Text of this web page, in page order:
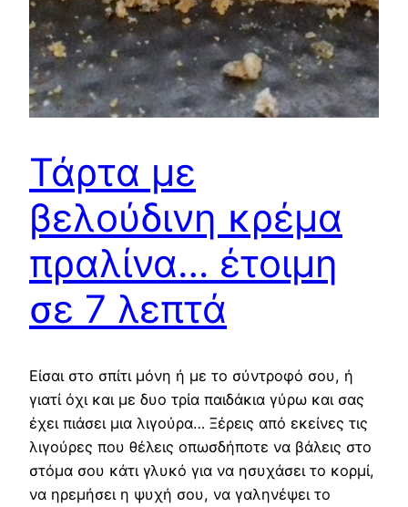
Τάρτα με
βελούδινη κρέμα
πραλίνα… έτοιμη
σε 7 λεπτά
Είσαι στο σπίτι μόνη ή με το σύντροφό σου, ή
γιατί όχι και με δυο τρία παιδάκια γύρω και σας
έχει πιάσει μια λιγούρα… Ξέρεις από εκείνες τις
λιγούρες που θέλεις οπωσδήποτε να βάλεις στο
στόμα σου κάτι γλυκό για να ησυχάσει το κορμί,
να ηρεμήσει η ψυχή σου, να γαληνέψει το